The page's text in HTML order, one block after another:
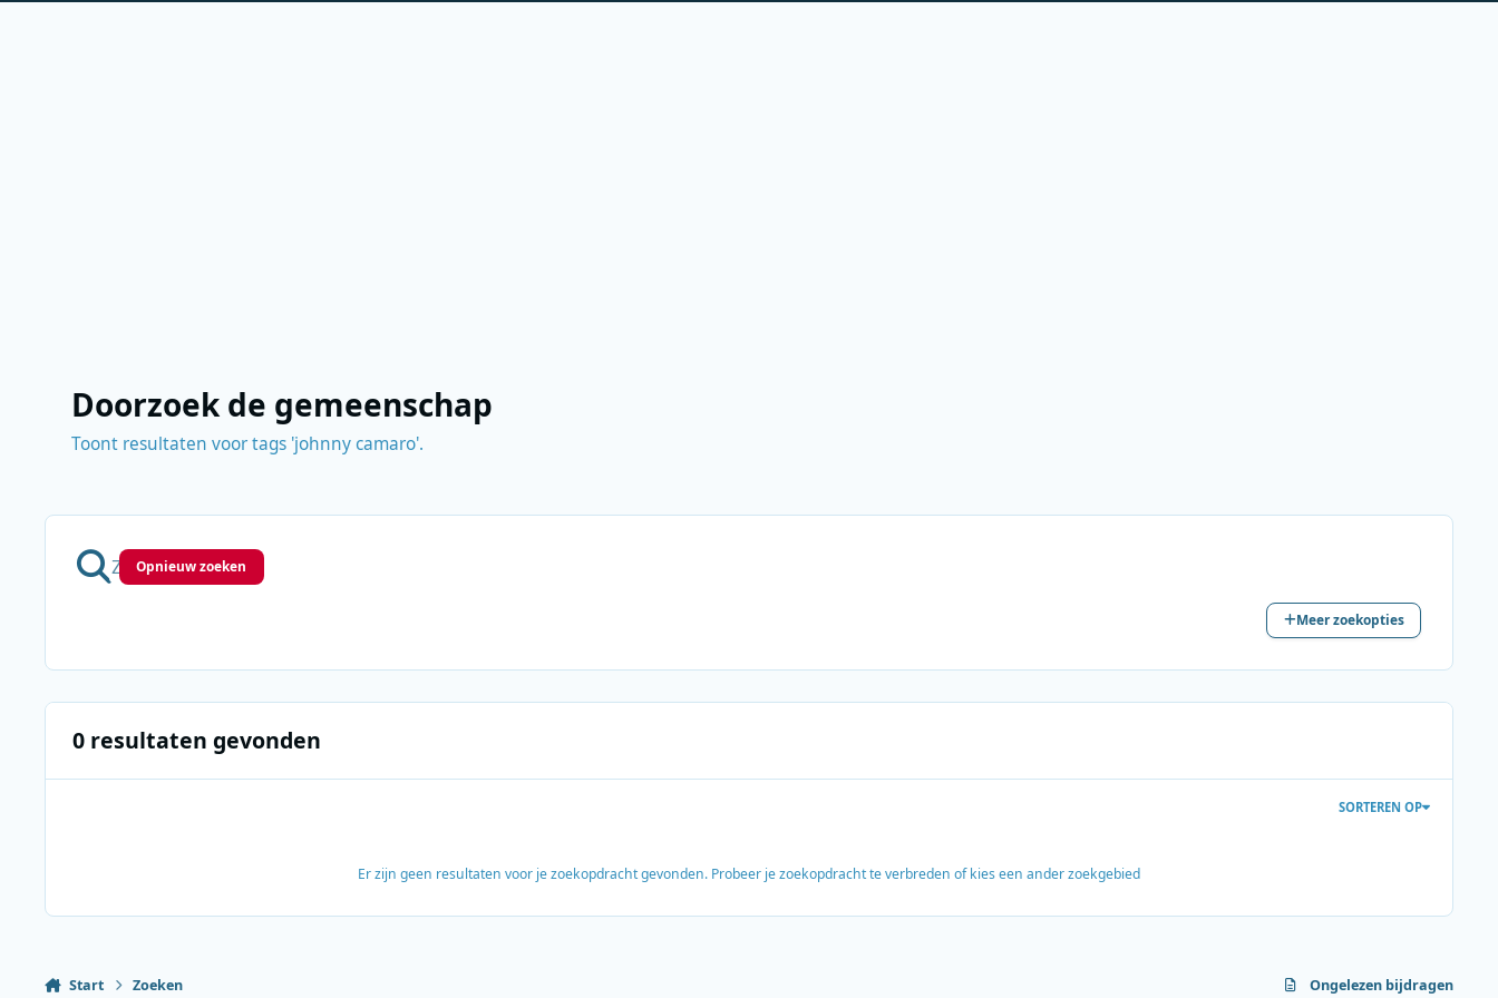
Doorzoek de gemeenschap
Toont resultaten voor tags 'johnny camaro'.
Opnieuw zoeken
Meer zoekopties
0 resultaten gevonden
SORTEREN OP
Er zijn geen resultaten voor je zoekopdracht gevonden. Probeer je zoekopdracht te verbreden of kies een ander zoekgebied
Start Zoeken Ongelezen bijdragen